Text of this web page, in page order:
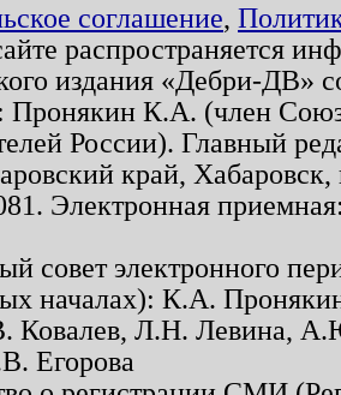
соглашение,
распространяется
издания «Дебри-ДВ»
Пронякин К.А. (член
России). Главный
край,
Электронная
совет электронного
началах): К.А.
Л.Н. Левина,
Егорова